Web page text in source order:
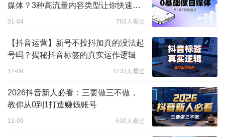
媒体？3种高流量内容类型让你快速涨
粉
01-04 763人看过
【抖音运营】新号不投抖加真的没法起
号吗？揭秘抖音标签的真实运作逻辑
12-09 1233人看过
2026抖音新人必看：三要做三不做，
教你从0到1打造赚钱账号
12-09 630人看过